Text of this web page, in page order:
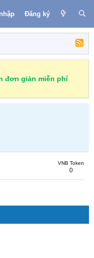
Đăng ký
đơn giản miễn phí
VNB Token
0